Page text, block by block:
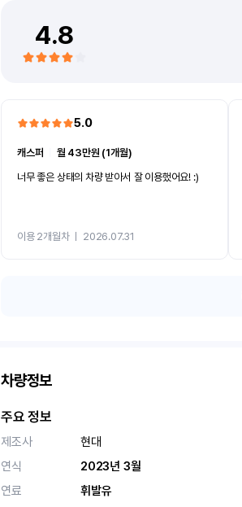
4.8
5.0
캐스퍼
월 43만원 (1개월)
너무 좋은 상태의 차량 받아서 잘 이용했어요! :)
이용 2개월차ㅣ 2026.07.31
차량정보
주요 정보
제조사
현대
연식
2023년 3월
연료
휘발유